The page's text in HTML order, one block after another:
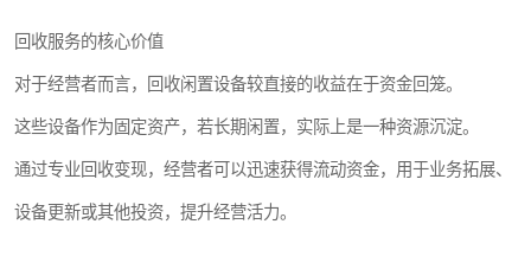
回收服务的核心价值
对于经营者而言，回收闲置设备较直接的收益在于资金回笼。
这些设备作为固定资产，若长期闲置，实际上是一种资源沉淀。
通过专业回收变现，经营者可以迅速获得流动资金，用于业务拓展、
设备更新或其他投资，提升经营活力。